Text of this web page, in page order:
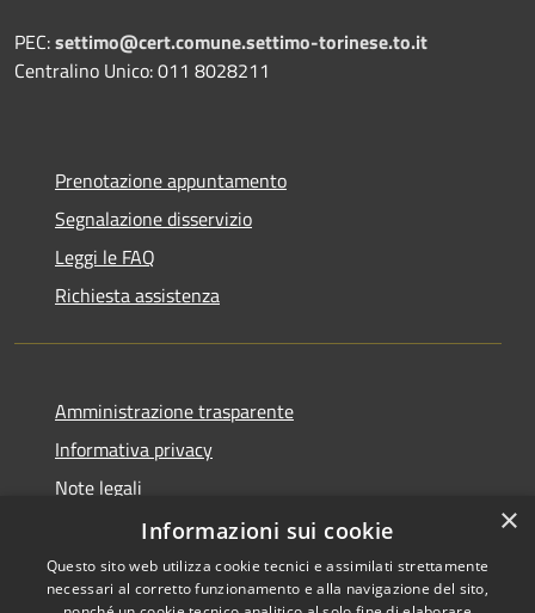
PEC:settimo@cert.comune.settimo-torinese.to.it
Centralino Unico: 011 8028211
Prenotazione appuntamento
Segnalazione disservizio
Leggi le FAQ
Richiesta assistenza
Amministrazione trasparente
Informativa privacy
Note legali
Dichiarazione di accessibilità
×
Informazioni sui cookie
Questo sito web utilizza cookie tecnici e assimilati strettamente
necessari al corretto funzionamento e alla navigazione del sito,